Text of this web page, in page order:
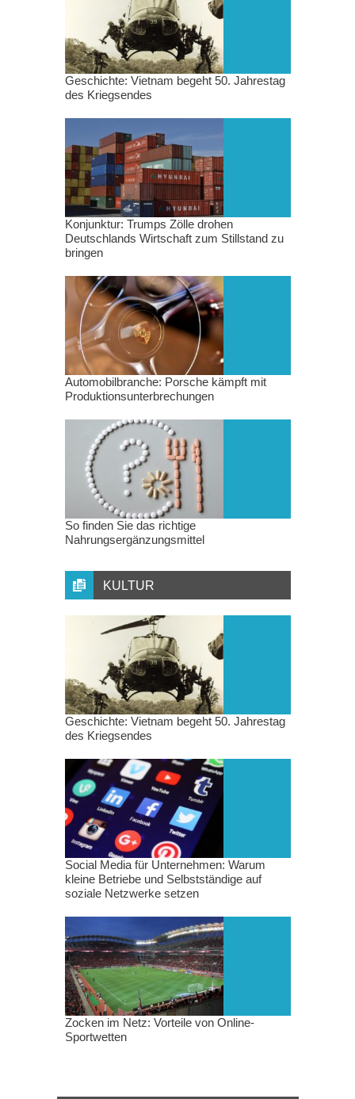
Geschichte: Vietnam begeht 50. Jahrestag
des Kriegsendes
Konjunktur: Trumps Zölle drohen
Deutschlands Wirtschaft zum Stillstand zu
bringen
Automobilbranche: Porsche kämpft mit
Produktionsunterbrechungen
So finden Sie das richtige
Nahrungsergänzungsmittel
KULTUR
Geschichte: Vietnam begeht 50. Jahrestag
des Kriegsendes
Social Media für Unternehmen: Warum
kleine Betriebe und Selbstständige auf
soziale Netzwerke setzen
Zocken im Netz: Vorteile von Online-
Sportwetten